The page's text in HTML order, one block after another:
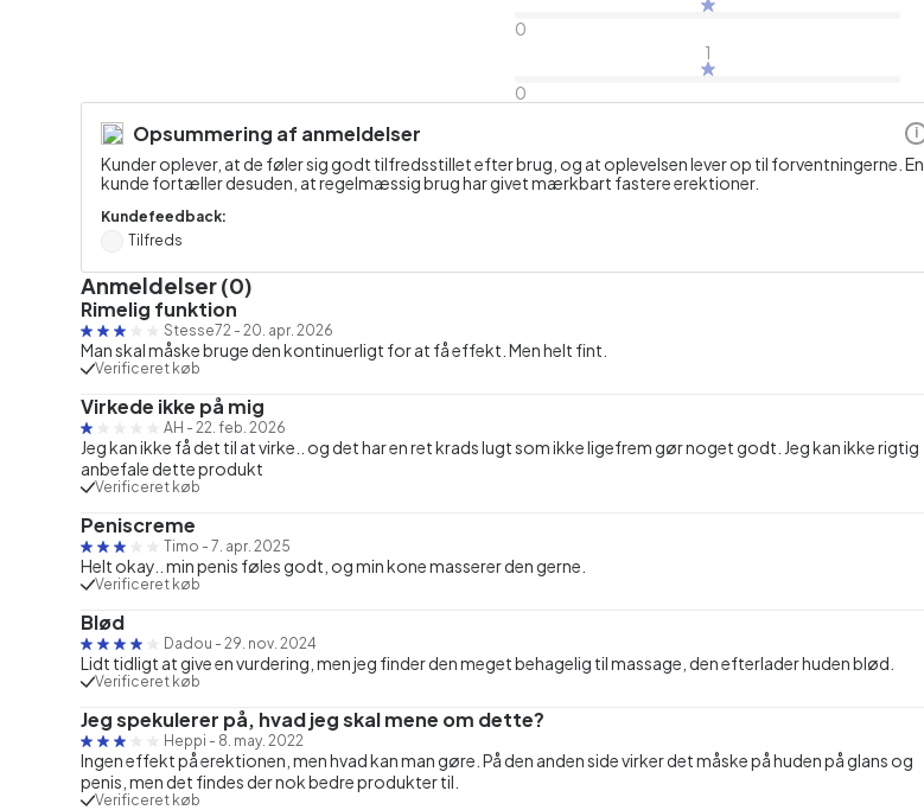
0
1
0
Opsummering af anmeldelser
Kunder oplever, at de føler sig godt tilfredsstillet efter brug, og at oplevelsen lever op til forventningerne. En
kunde fortæller desuden, at regelmæssig brug har givet mærkbart fastere erektioner.
Kundefeedback:
Tilfreds
i
Anmeldelser (0)
Rimelig funktion
Stesse72 - 20. apr. 2026
Man skal måske bruge den kontinuerligt for at få effekt. Men helt fint.
Verificeret køb
Virkede ikke på mig
AH - 22. feb. 2026
Jeg kan ikke få det til at virke.. og det har en ret krads lugt som ikke ligefrem gør noget godt. Jeg kan ikke rigtig
anbefale dette produkt
Verificeret køb
Peniscreme
Timo - 7. apr. 2025
Helt okay.. min penis føles godt, og min kone masserer den gerne.
Verificeret køb
Blød
Dadou - 29. nov. 2024
Lidt tidligt at give en vurdering, men jeg finder den meget behagelig til massage, den efterlader huden blød.
Verificeret køb
Jeg spekulerer på, hvad jeg skal mene om dette?
Heppi - 8. may. 2022
Ingen effekt på erektionen, men hvad kan man gøre. På den anden side virker det måske på huden på glans og
penis, men det findes der nok bedre produkter til.
Verificeret køb